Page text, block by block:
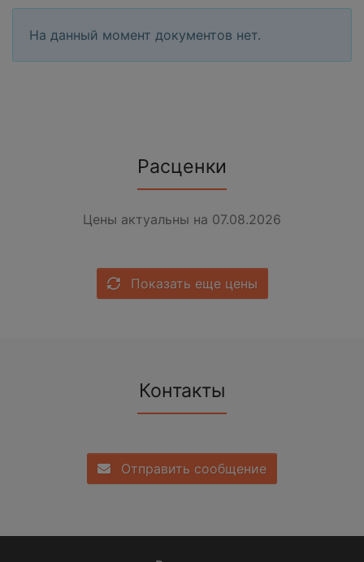
На данный момент документов нет.
Расценки
Цены актуальны на 07.08.2026
Показать еще цены
Контакты
Отправить сообщение